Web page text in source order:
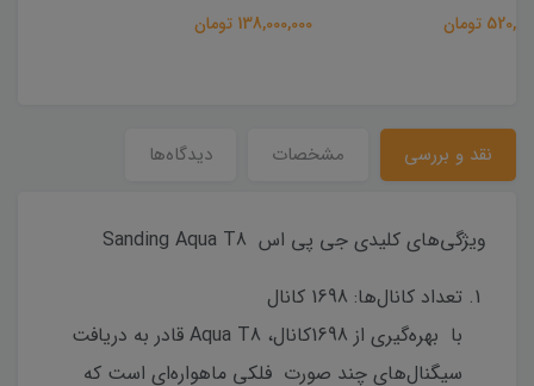
138,000,000 تومان
نقد و بررسی مشخصات دیدگاه‌ها
ویژگی‌های کلیدی جی پی اس Sanding Aqua T8
تعداد کانال‌ها: 1698 کانال
با بهره‌گیری از 1698کانال، Aqua T8 قادر به دریافت
سیگنال‌های چند صورت فلکی ماهواره‌ای است که